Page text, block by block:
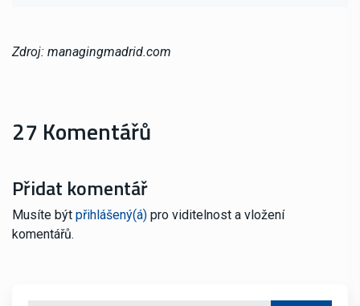
Zdroj: managingmadrid.com
27 Komentářů
Přidat komentář
Musíte být přihlášený(á) pro viditelnost a vložení
komentářů.